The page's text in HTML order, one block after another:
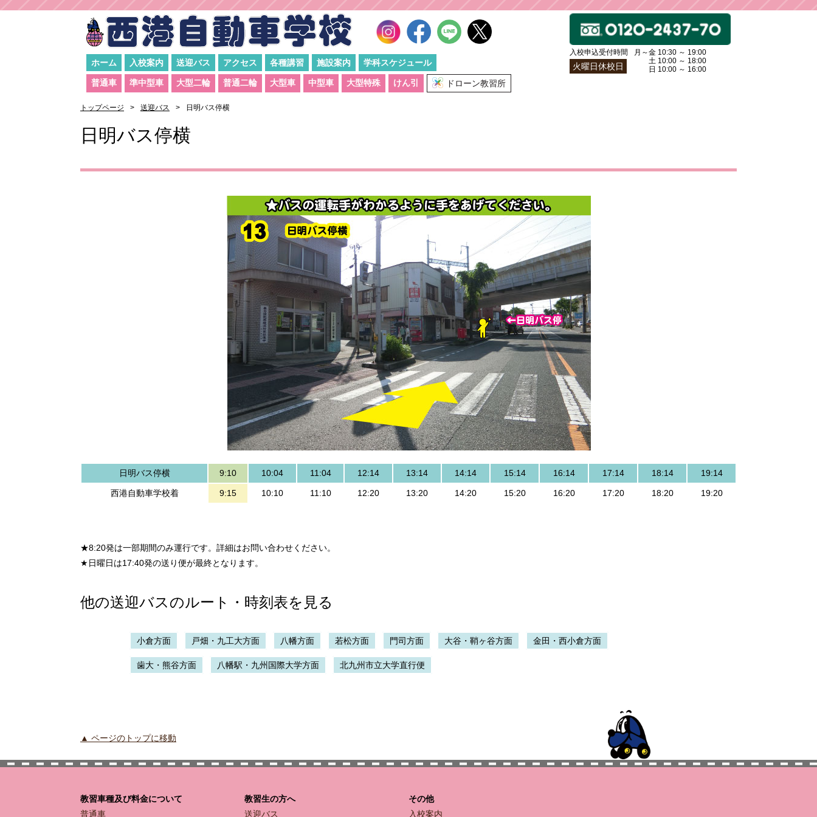
ホーム 入校案内 送迎バス アクセス 各種講習 施設案内 学科スケジュール
普通車 準中型車 大型二輪 普通二輪 大型車 中型車 大型特殊 けん引 ドローン教習所
入校申込受付時間
月～金 10:30 ～ 19:00
土 10:00 ～ 18:00
日 10:00 ～ 16:00
火曜日休校日
トップページ 送迎バス 日明バス停横
日明バス停横
日明バス停横 9:10 10:04 11:04 12:14 13:14 14:14 15:14 16:14 17:14 18:14 19:14
西港自動車学校着 9:15 10:10 11:10 12:20 13:20 14:20 15:20 16:20 17:20 18:20 19:20
★8:20発は一部期間のみ運行です。詳細はお問い合わせください。
★日曜日は17:40発の送り便が最終となります。
他の送迎バスのルート・時刻表を見る
小倉方面 戸畑・九工大方面 八幡方面 若松方面 門司方面 大谷・鞘ヶ谷方面 金田・西小倉方面
歯大・熊谷方面 八幡駅・九州国際大学方面 北九州市立大学直行便
▲ ページのトップに移動
教習車種及び料金について
普通車
教習生の方へ
送迎バス
その他
入校案内